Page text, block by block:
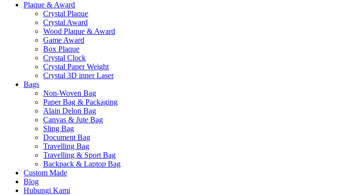
Plaque & Award
Crystal Plaque
Crystal Award
Wood Plaque & Award
Game Award
Box Plaque
Crystal Clock
Crystal Paper Weight
Crystal 3D inner Laser
Bags
Non-Woven Bag
Paper Bag & Packaging
Alain Delon Bag
Canvas & Jute Bag
Sling Bag
Document Bag
Travelling Bag
Travelling & Sport Bag
Backpack & Laptop Bag
Custom Made
Blog
Hubungi Kami